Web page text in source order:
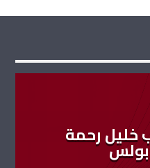
خليل رحمة
بولس